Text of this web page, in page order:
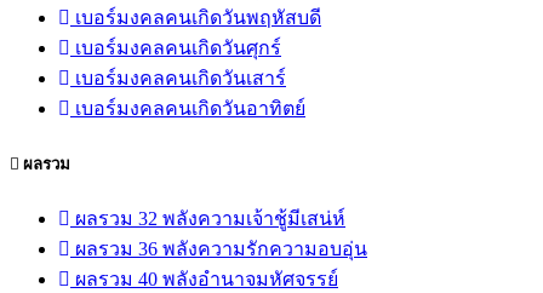
เบอร์มงคลคนเกิดวันพฤหัสบดี
เบอร์มงคลคนเกิดวันศุกร์
เบอร์มงคลคนเกิดวันเสาร์
เบอร์มงคลคนเกิดวันอาทิตย์
ผลรวม
ผลรวม 32 พลังความเจ้าชู้มีเสน่ห์
ผลรวม 36 พลังความรักความอบอุ่น
ผลรวม 40 พลังอำนาจมหัศจรรย์